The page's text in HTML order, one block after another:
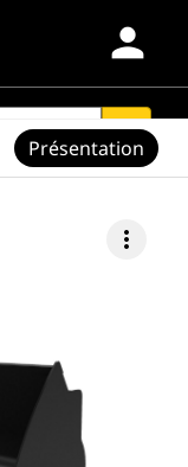
person
search
more_vert
Présentation